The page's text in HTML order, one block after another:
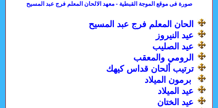
صورة فى موقع الموجة القبطية - معهد الالحان المعلم فرج عبد المسيح
الحان المعلم فرج عبد المسيح
عيد النيروز
عيد الصليب
الرومي والمعقب
ترتيب ألحان قداس كيهك
برمون الميلاد
عيد الميلاد
عيد الختان